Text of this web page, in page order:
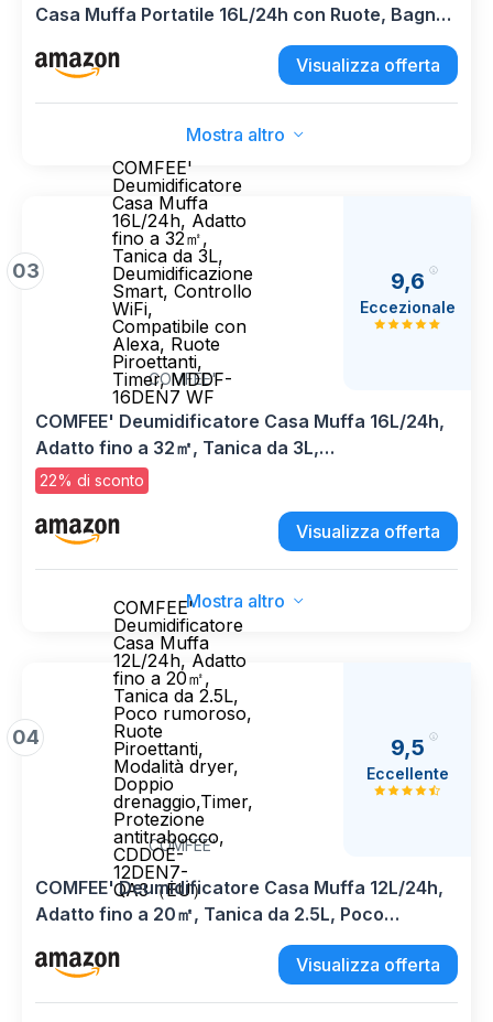
Casa Muffa Portatile 16L/24h con Ruote, Bagno
e Ambienti Fino 44㎡ Assorbi Umidità
24,5x35x51 - 3 Velocità e Filtro Antipolvere, Max
Visualizza offerta
Mostra altro
03
COMFEE'
Deumidificatore
Casa Muffa
16L/24h, Adatto
fino a 32㎡,
Tanica da 3L,
Deumidificazione
Smart, Controllo
WiFi,
Compatibile con
Alexa, Ruote
Piroettanti,
Timer, MDDF-
16DEN7 WF
COMFEE'
9,6
Eccezionale
COMFEE' Deumidificatore Casa Muffa 16L/24h,
Adatto fino a 32㎡, Tanica da 3L,
Deumidificazione Smart, Controllo WiFi,
Compatibile con Alexa, Ruote Piroettanti, Timer,
MDDF-16DEN7 WF
22% di sconto
Visualizza offerta
Mostra altro
04
COMFEE'
Deumidificatore
Casa Muffa
12L/24h, Adatto
fino a 20㎡,
Tanica da 2.5L,
Poco rumoroso,
Ruote
Piroettanti,
Modalità dryer,
Doppio
drenaggio,Timer,
Protezione
antitrabocco,
CDDOE-
12DEN7-
QA3（EU）
COMFEE'
9,5
Eccellente
COMFEE' Deumidificatore Casa Muffa 12L/24h,
Adatto fino a 20㎡, Tanica da 2.5L, Poco
rumoroso, Ruote Piroettanti, Modalità dryer,
Doppio drenaggio,Timer, ProtezioneVisualizza offerta